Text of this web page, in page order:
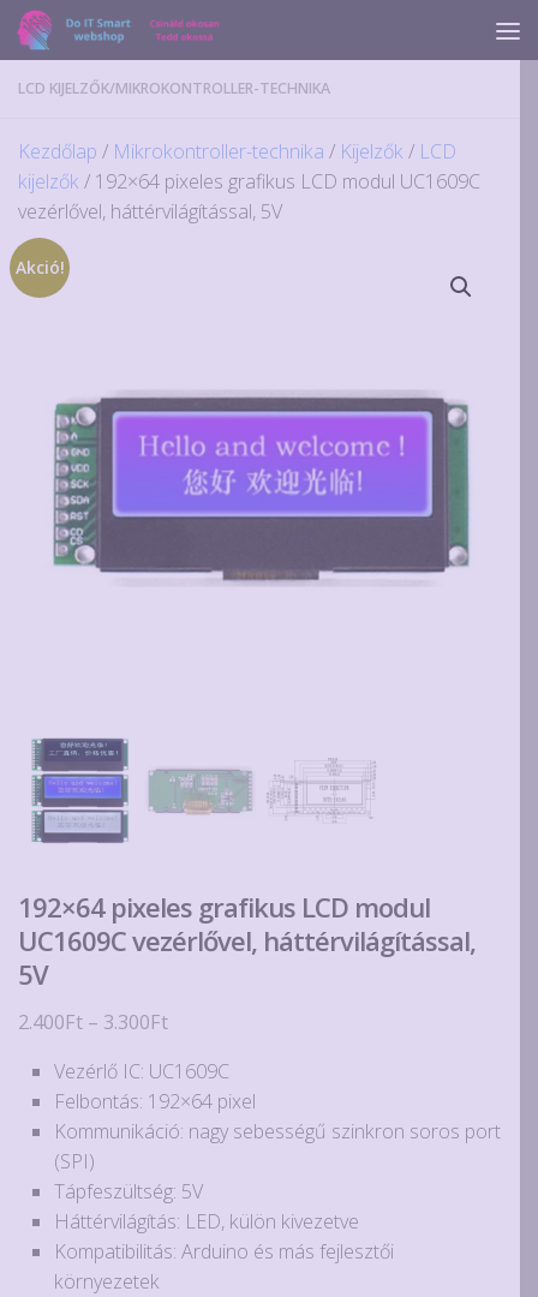
Skip to content
LCD KIJELZŐK/MIKROKONTROLLER-TECHNIKA
Kezdőlap / Mikrokontroller-technika / Kijelzők / LCD
kijelzők / 192×64 pixeles grafikus LCD modul UC1609C
vezérlővel, háttérvilágítással, 5V
Akció!
192×64 pixeles grafikus LCD modul
UC1609C vezérlővel, háttérvilágítással,
5V
2.400Ft – 3.300FtÁrtartomány:
-
3.300Ft
Vezérlő IC: UC1609C
Felbontás: 192×64 pixel
Kommunikáció: nagy sebességű szinkron soros port
(SPI)
Tápfeszültség: 5V
Háttérvilágítás: LED, külön kivezetve
Kompatibilitás: Arduino és más fejlesztői
környezetek